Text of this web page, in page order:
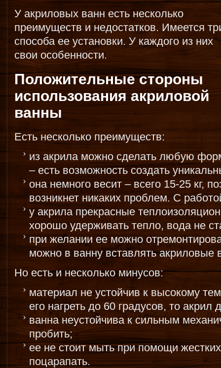
У акриловых ванн есть несколько
преимуществ и недостатков. Имеется
способа ее установки. У каждого из них
свои особенности.
Положительные стороны
использования акриловой
ванны
Есть несколько преимуществ:
из акрила можно сделать любую
– есть возможность создать
она немного весит – всего 15-25 кг,
возникнет никаких проблем. С
у акрила прекрасные
хорошо удерживать тепло, вода не
при желании ее можно
можно в ванну вставлять
Но есть и несколько минусов:
материал не устойчив к высокому
его нагреть до 60 градусов, то акрил
ванна неустойчива к сильным
пробить;
ее не стоит мыть при помощи
поцарапать.